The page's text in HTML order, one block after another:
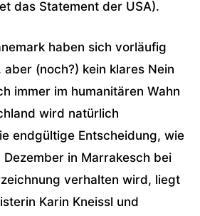
das Statement der USA).
haben sich vorläufig
(noch?) kein klares Nein
immer im humanitären Wahn
wird natürlich
endgültige Entscheidung, wie
in Marrakesch bei
verhalten wird, liegt
Karin Kneissl und